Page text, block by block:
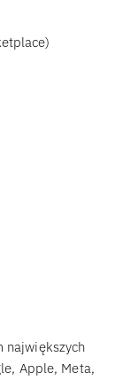
największych
Apple, Meta,